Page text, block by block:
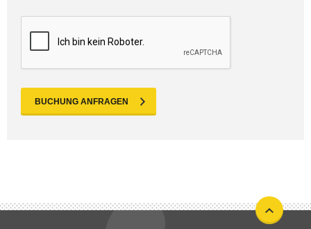
BUCHUNG ANFRAGEN